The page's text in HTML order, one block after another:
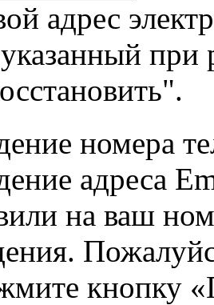
адрес
при
номера
адреса
на ваш
кнопку